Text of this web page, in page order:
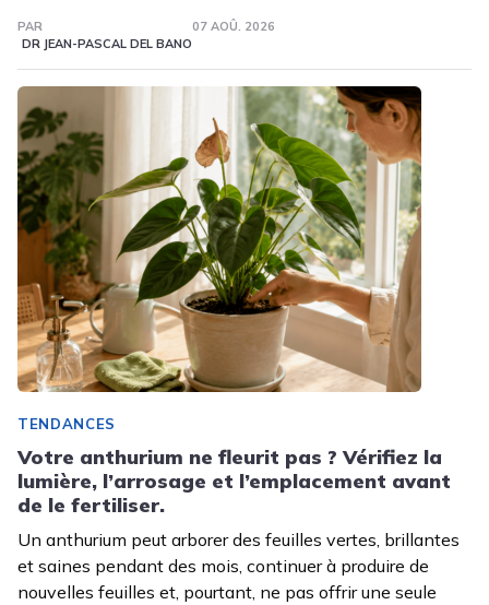
PAR
DR JEAN-PASCAL DEL BANO
07 AOÛ. 2026
TENDANCES
Votre anthurium ne fleurit pas ? Vérifiez la
lumière, l’arrosage et l’emplacement avant
de le fertiliser.
Un anthurium peut arborer des feuilles vertes, brillantes
et saines pendant des mois, continuer à produire de
nouvelles feuilles et, pourtant, ne pas offrir une seule